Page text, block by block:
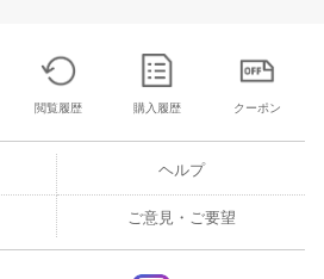
閲覧履歴 購入履歴 クーポン
ヘルプ
ご意見・ご要望